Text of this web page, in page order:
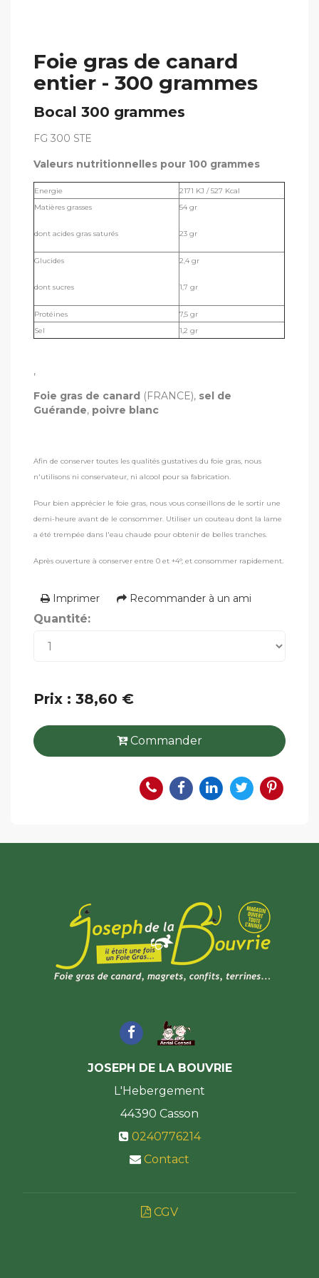
Foie gras de canard
entier - 300 grammes
Bocal 300 grammes
FG 300 STE
Valeurs nutritionnelles pour 100 grammes
Energie
2171 KJ / 527 Kcal
Matières grasses
dont acides gras saturés
54 gr
23 gr
Glucides
dont sucres
2,4 gr
1,7 gr
Protéines
7,5 gr
Sel
1,2 gr
,
Foie gras de canard (FRANCE), sel de
Guérande, poivre blanc
Afin de conserver toutes les qualités gustatives du foie gras, nous
n'utilisons ni conservateur, ni alcool pour sa fabrication.
Pour bien apprécier le foie gras, nous vous conseillons de le sortir une
demi-heure avant de le consommer. Utiliser un couteau dont la lame
a été trempée dans l'eau chaude pour obtenir de belles tranches.
Après ouverture à conserver entre 0 et +4°, et consommer rapidement.
Imprimer Recommander à un ami
Quantité:
Prix : 38,60 €
Commander
JOSEPH DE LA BOUVRIE
L'Hebergement
44390 Casson
0240776214
Contact
CGV